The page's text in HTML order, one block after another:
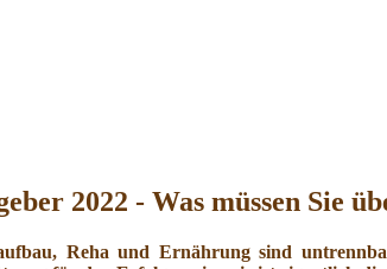
2022 - Was müssen Sie
Reha und Ernährung sind